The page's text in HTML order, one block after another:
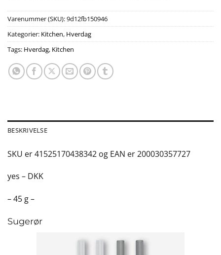
Varenummer (SKU):9d12fb150946
Kategorier: Kitchen, Hverdag
Tags: Hverdag, Kitchen
BESKRIVELSE
SKU er 41525170438342 og EAN er 200030357727
yes – DKK
– 45 g –
Sugerør